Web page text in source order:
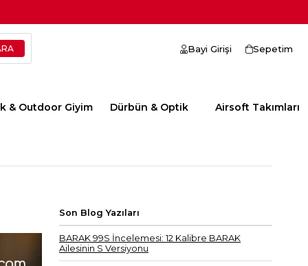
& Outdoor Giyim Dürbün & Optik Airsoft Takımları
Sepetim
Bayi Girişi
Son Blog Yazıları
BARAK 99S İncelemesi: 12 Kalibre BARAK
Ailesinin S Versiyonu